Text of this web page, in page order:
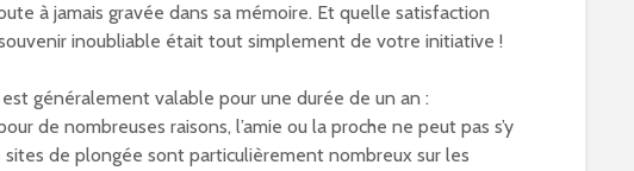
à jamais gravée dans sa mémoire. Et quelle satisfaction
inoubliable était tout simplement de votre initiative !
généralement valable pour une durée de un an :
de nombreuses raisons, l’amie ou la proche ne peut pas s’y
sites de plongée sont particulièrement nombreux sur les